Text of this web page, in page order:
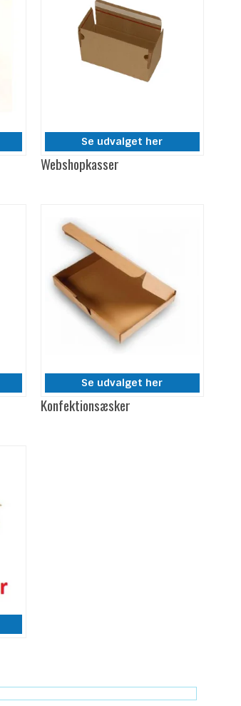
Se udvalget her
Webshopkasser
Se udvalget her
Konfektionsæsker